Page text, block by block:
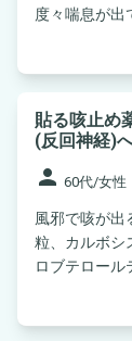
度々喘息が出
貼る咳止め
(反回神経)
person 60代/女性
風邪で咳が
粒、カルボシ
ロブテロール